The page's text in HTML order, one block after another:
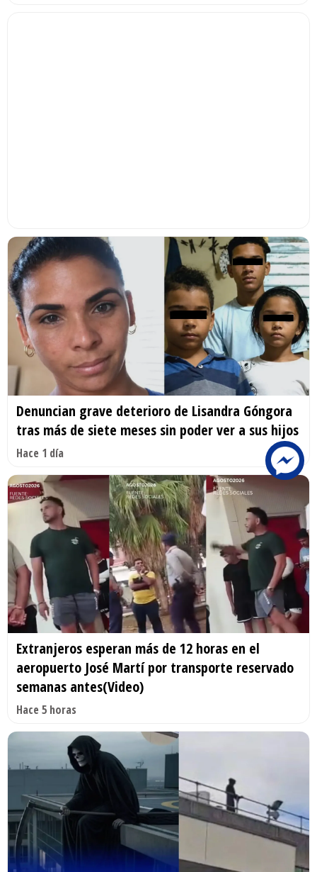
Denuncian grave deterioro de Lisandra Góngora
tras más de siete meses sin poder ver a sus hijos
Hace 1 día
Extranjeros esperan más de 12 horas en el
aeropuerto José Martí por transporte reservado
semanas antes(Video)
Hace 5 horas